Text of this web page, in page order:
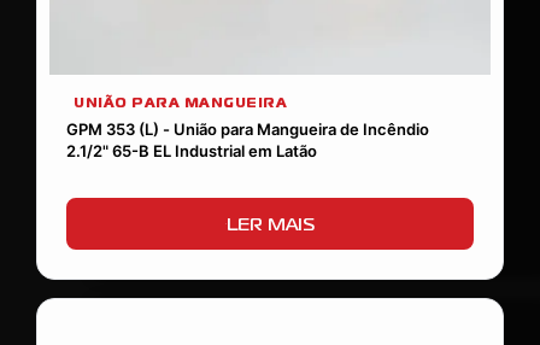
UNIÃO PARA MANGUEIRA
GPM 353 (L) - União para Mangueira de Incêndio
2.1/2" 65-B EL Industrial em Latão
LER MAIS